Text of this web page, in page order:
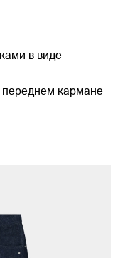
в виде
переднем кармане